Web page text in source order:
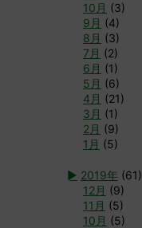
10月 (3)
9月 (4)
8月 (3)
7月 (2)
6月 (1)
5月 (6)
4月 (21)
3月 (1)
2月 (9)
1月 (5)
► 2019年 (61)
12月 (9)
11月 (5)
10月 (5)